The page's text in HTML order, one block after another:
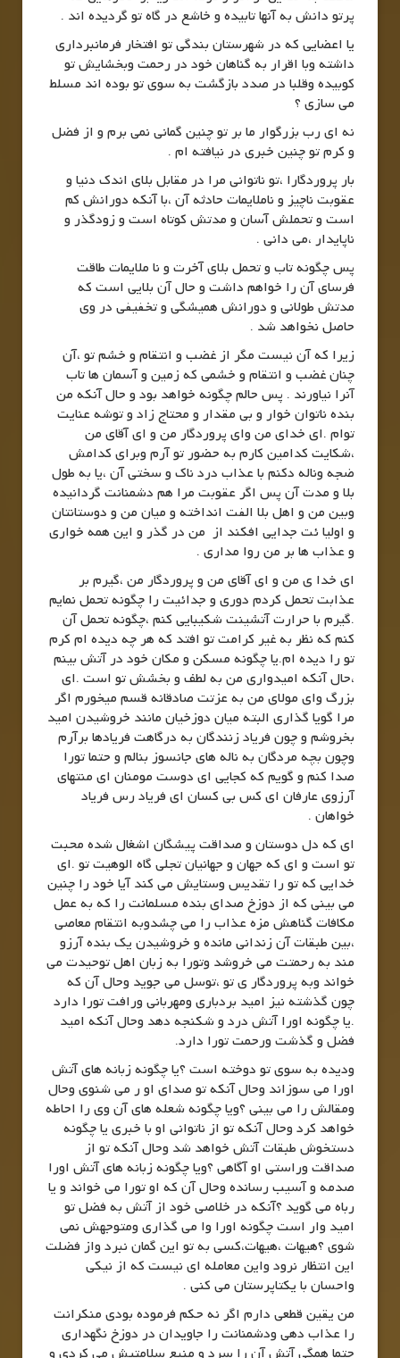
پرتو دانش به آنها تابیده و خاشع در گاه تو گردیده اند .
یا اعضایی که در شهرستان بندگی تو افتخار فرمانبرداری
داشته وبا اقرار به گناهان خود در رحمت وبخشایش تو
کوبیده وقلبا در صدد بازگشت به سوی تو بوده اند مسلط
می سازی ؟
نه ای رب بزرگوار ما بر تو چنین گمانی نمی برم و از فضل
و کرم تو چنین خبری در نیافته ام .
بار پروردگارا ،تو ناتوانی مرا در مقابل بلای اندک دنیا و
عقوبت ناچیز و ناملایمات حادثه آن ،با آنکه دورانش کم
است و تحملش آسان و مدتش کوتاه است و زودگذر و
ناپایدار ،می دانی .
پس چگونه تاب و تحمل بلای آخرت و نا ملایمات طاقت
فرسای آن را خواهم داشت و حال آن بلایی است که
مدتش طولانی و دورانش همیشگی و تخفیفی در وی
حاصل نخواهد شد .
زیرا که آن نیست مگر از غضب و انتقام و خشم تو ،آن
چنان غضب و انتقام و خشمی که زمین و آسمان ها تاب
آنرا نیاورند . پس حالم چگونه خواهد بود و حال آنکه من
بنده ناتوان خوار و بی مقدار و محتاج زاد و توشه عنایت
توام .ای خدای من وای پروردگار من و ای آقای من
،شکایت کدامین کارم به حضور تو آرم وبرای کدامش
ضجه وناله دکنم با عذاب درد ناک و سختی آن ،یا به طول
بلا و مدت آن پس اگر عقوبت مرا هم دشمنانت گردانیده
وبین من و اهل بلا الفت انداخته و میان من و دوستانتان
و اولیا ئت جدایی افکند از من در گذر و این همه خواری
و عذاب ها بر من روا مداری .
ای خدا ی من و ای آقای من و پروردگار من ،گیرم بر
عذابت تحمل کردم دوری و جدائیت را چگونه تحمل نمایم
.گیرم با حرارت آتشینت شکیبایی کنم ،چگونه تحمل آن
کنم که نظر به غیر کرامت تو افتد که هر چه دیده ام کرم
تو را دیده ام.یا چگونه مسکن و مکان خود در آتش بینم
،حال آنکه امیدواری من به لطف و بخشش تو است .ای
بزرگ وای مولای من به عزتت صادقانه قسم میخورم اگر
مرا گویا گذاری البته میان دوزخیان مانند خروشیدن امید
بخروشم و چون فریاد زنندگان به درگاهت فریادها برآرم
وچون بچه مردگان به ناله های جانسوز بنالم و حتما تورا
صدا کنم و گویم که کجایی ای دوست مومنان ای منتهای
آرزوی عارفان ای کس بی کسان ای فریاد رس فریاد
خواهان .
ای که دل دوستان و صداقت پیشگان اشغال شده محبت
تو است و ای که جهان و جهانیان تجلی گاه الوهیت تو .ای
خدایی که تو را تقدیس وستایش می کند آیا خود را چنین
می بینی که از دوزخ صدای بنده مسلمانت را که به عمل
مکافات گناهش مزه عذاب را می چشدوبه انتقام معاصی
،بین طبقات آن زندانی مانده و خروشیدن یک بنده آرزو
مند به رحمتت می خروشد وتورا به زبان اهل توحیدت می
خواند وبه پروردگار ی تو ،توسل می جوید وحال آن که
چون گذشته نیز امید بردباری ومهربانی ورافت تورا دارد
.یا چگونه اورا آتش درد و شکنجه دهد وحال آنکه امید
فضل و گذشت ورحمت تورا دارد.
ودیده به سوی تو دوخته است ؟یا چگونه زبانه های آتش
اورا می سوزاند وحال آنکه تو صدای او ر می شنوی وحال
ومقالش را می بینی ؟ویا چگونه شعله های آن وی را احاطه
خواهد کرد وحال آنکه تو از ناتوانی او با خبری یا چگونه
دستخوش طبقات آتش خواهد شد وحال آنکه تو از
صداقت وراستی او آگاهی ؟ویا چگونه زبانه های آتش اورا
صدمه و آسیب رسانده وحال آن که او تورا می خواند و یا
رباه می گوید ؟آنکه در خلاصی خود از آتش به فضل تو
امید وار است چگونه اورا وا می گذاری ومتوجهش نمی
شوی ؟هیهات ،هیهات،کسی به تو این گمان نبرد واز فضلت
این انتظار نرود واین معامله ای نیست که از نیکی
واحسان با یکتاپرستان می کنی .
من یقین قطعی دارم اگر نه حکم فرموده بودی منکرانت
را عذاب دهی ودشمنانت را جاویدان در دوزخ نگهداری
حتما همگی آتش آن را سرد و منبع سلامتیش می کردی و